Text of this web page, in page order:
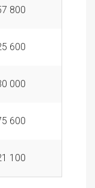
800
600
000
600
100